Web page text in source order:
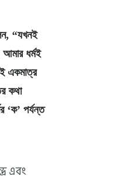
“যখনই
ধর্মই
একমাত্র
কথা
‘ক’ পর্যন্ত
এবং